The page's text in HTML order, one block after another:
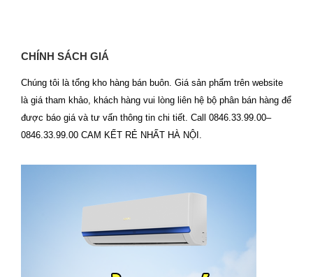
CHÍNH SÁCH GIÁ
Chúng tôi là tổng kho hàng bán buôn. Giá sản phẩm trên website
là giá tham khảo, khách hàng vui lòng liên hệ bộ phân bán hàng để
được báo giá và tư vấn thông tin chi tiết. Call 0846.33.99.00–
0846.33.99.00 CAM KẾT RẺ NHẤT HÀ NỘI.